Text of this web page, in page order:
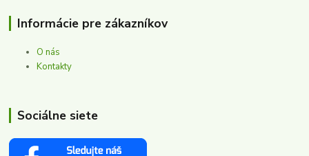
Informácie pre zákazníkov
O nás
Kontakty
Sociálne siete